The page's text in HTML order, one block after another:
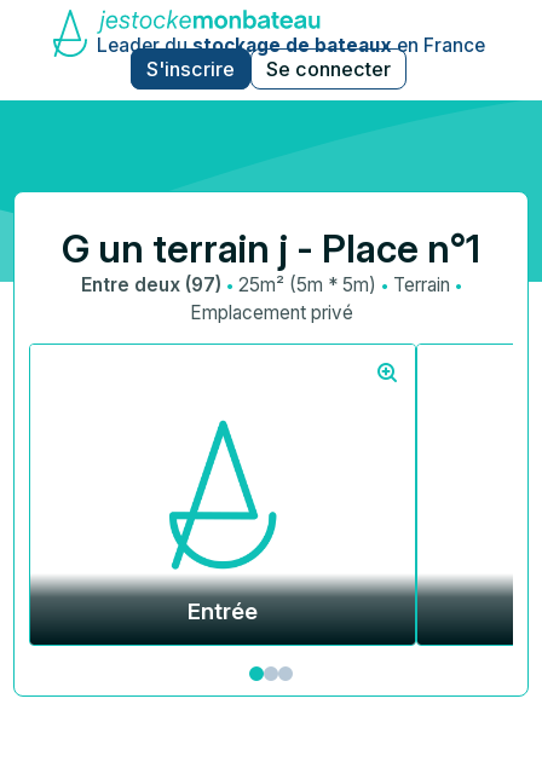
Leader dustockage de bateauxen France
S'inscrire Se connecter
G un terrain j - Place n°1
Entre deux (97) · 25m² (5m * 5m) · Terrain ·
Emplacement privé
Entrée